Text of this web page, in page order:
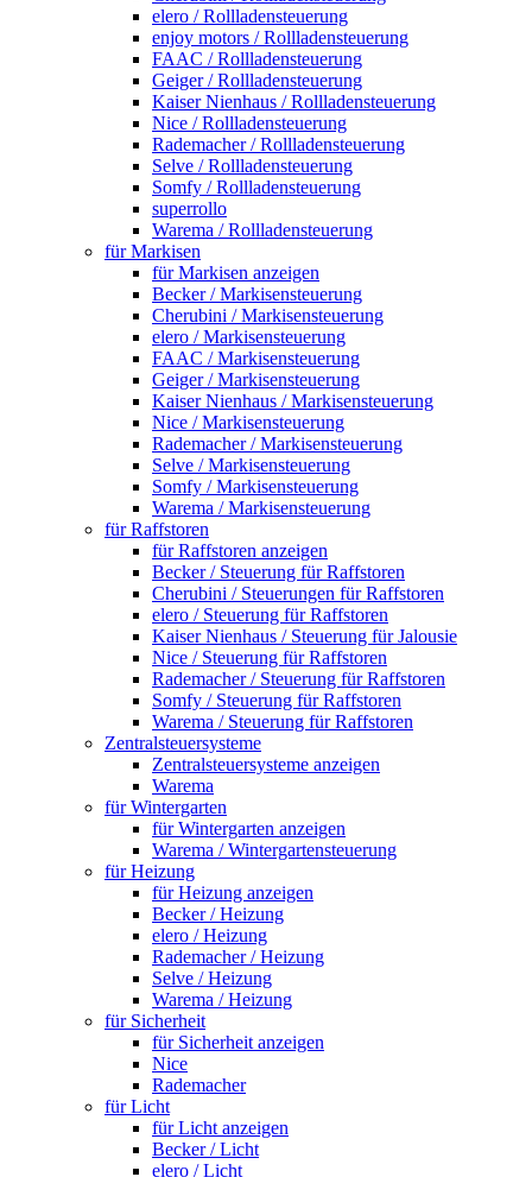
elero / Rollladensteuerung
enjoy motors / Rollladensteuerung
FAAC / Rollladensteuerung
Geiger / Rollladensteuerung
Kaiser Nienhaus / Rollladensteuerung
Nice / Rollladensteuerung
Rademacher / Rollladensteuerung
Selve / Rollladensteuerung
Somfy / Rollladensteuerung
superrollo
Warema / Rollladensteuerung
für Markisen
für Markisen anzeigen
Becker / Markisensteuerung
Cherubini / Markisensteuerung
elero / Markisensteuerung
FAAC / Markisensteuerung
Geiger / Markisensteuerung
Kaiser Nienhaus / Markisensteuerung
Nice / Markisensteuerung
Rademacher / Markisensteuerung
Selve / Markisensteuerung
Somfy / Markisensteuerung
Warema / Markisensteuerung
für Raffstoren
für Raffstoren anzeigen
Becker / Steuerung für Raffstoren
Cherubini / Steuerungen für Raffstoren
elero / Steuerung für Raffstoren
Kaiser Nienhaus / Steuerung für Jalousie
Nice / Steuerung für Raffstoren
Rademacher / Steuerung für Raffstoren
Somfy / Steuerung für Raffstoren
Warema / Steuerung für Raffstoren
Zentralsteuersysteme
Zentralsteuersysteme anzeigen
Warema
für Wintergarten
für Wintergarten anzeigen
Warema / Wintergartensteuerung
für Heizung
für Heizung anzeigen
Becker / Heizung
elero / Heizung
Rademacher / Heizung
Selve / Heizung
Warema / Heizung
für Sicherheit
für Sicherheit anzeigen
Nice
Rademacher
für Licht
für Licht anzeigen
Becker / Licht
elero / Licht